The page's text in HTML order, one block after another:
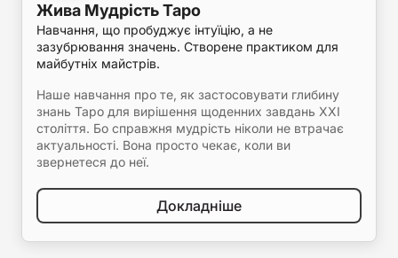
Жива Мудрість Таро
Навчання, що пробуджує інтуїцію, а не
зазубрювання значень. Створене практиком для
майбутніх майстрів.
Наше навчання про те, як застосовувати глибину
знань Таро для вирішення щоденних завдань XXI
століття. Бо справжня мудрість ніколи не втрачає
актуальності. Вона просто чекає, коли ви
звернетеся до неї.
Докладніше